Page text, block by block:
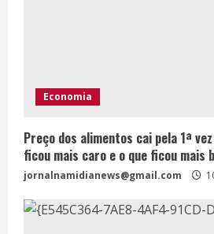
Economia
Preço dos alimentos cai pela 1ª
ficou mais caro e o que ficou mais
jornalnamidianews@gmail.com